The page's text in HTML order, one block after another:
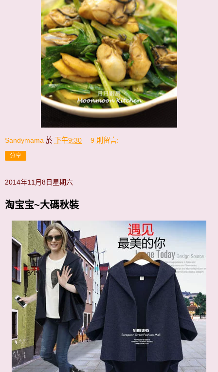
Sandymama 於 下午9:30 9 則留言:
分享
2014年11月8日星期六
淘宝宝~大碼秋裝